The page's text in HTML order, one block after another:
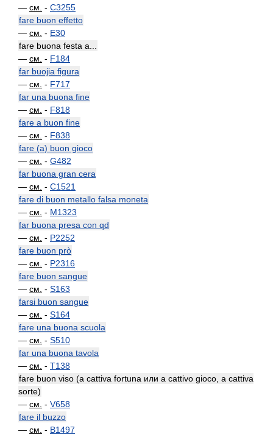
— см. - C3255
fare buon effetto
— см. - E30
fare buona festa a...
— см. - F184
far buojia figura
— см. - F717
far una buona fine
— см. - F818
fare a buon fine
— см. - F838
fare (a) buon gioco
— см. - G482
far buona gran cera
— см. - C1521
fare di buon metallo falsa moneta
— см. - M1323
far buona presa con qd
— см. - P2252
fare buon prò
— см. - P2316
fare buon sangue
— см. - S163
farsi buon sangue
— см. - S164
fare una buona scuola
— см. - S510
far una buona tavola
— см. - T138
fare buon viso (a cattiva fortuna или a cattivo gioco, a cattiva
sorte)
— см. - V658
fare il buzzo
— см. - B1497